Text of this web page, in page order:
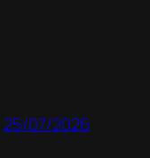
25/07/2026